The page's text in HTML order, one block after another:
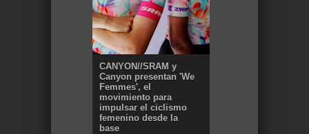
CANYON//SRAM y
Canyon presentan 'We
Femmes', el
movimiento para
impulsar el ciclismo
femenino desde la
base